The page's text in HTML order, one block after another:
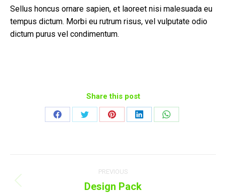
Sellus honcus ornare sapien, et laoreet nisi malesuada eu
tempus dictum. Morbi eu rutrum risus, vel vulputate odio
dictum purus vel condimentum.
Share this post
Share
Share
Share
Share
Share
navigation
PREVIOUS
Previous
Design Pack